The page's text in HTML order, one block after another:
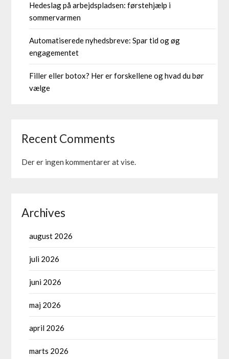
Hedeslag på arbejdspladsen: førstehjælp i
sommervarmen
Automatiserede nyhedsbreve: Spar tid og øg
engagementet
Filler eller botox? Her er forskellene og hvad du bør
vælge
Recent Comments
Der er ingen kommentarer at vise.
Archives
august 2026
juli 2026
juni 2026
maj 2026
april 2026
marts 2026